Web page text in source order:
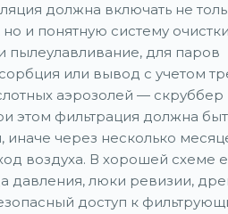
должна включать не
и понятную систему
пылеулавливание, для паров
или вывод с учетом
аэрозолей — скруббер
этом фильтрация должна
иначе через несколько
воздуха. В хорошей схеме
давления, люки ревизии,
доступ к